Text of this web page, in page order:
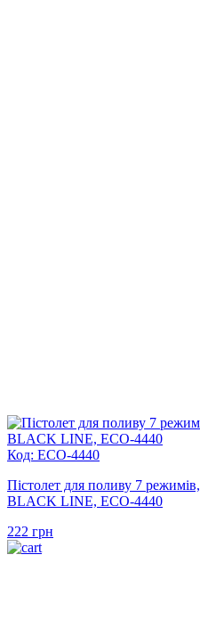
Код: ECO-4440
Пістолет для поливу 7 режимів,
BLACK LINE, ECO-4440
222 грн